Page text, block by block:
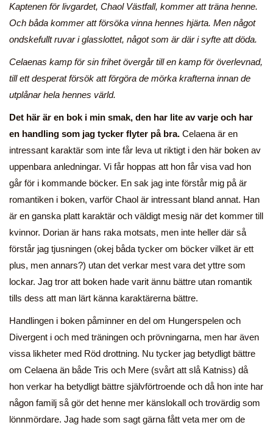
Kaptenen för livgardet, Chaol Västfall, kommer att träna henne.
Och båda kommer att försöka vinna hennes hjärta. Men något
ondskefullt ruvar i glasslottet, något som är där i syfte att döda.
Celaenas kamp för sin frihet övergår till en kamp för överlevnad,
till ett desperat försök att förgöra de mörka krafterna innan de
utplånar hela hennes värld.
Det här är en bok i min smak, den har lite av varje och har
en handling som jag tycker flyter på bra. Celaena är en
intressant karaktär som inte får leva ut riktigt i den här boken av
uppenbara anledningar. Vi får hoppas att hon får visa vad hon
går för i kommande böcker. En sak jag inte förstår mig på är
romantiken i boken, varför Chaol är intressant bland annat. Han
är en ganska platt karaktär och väldigt mesig när det kommer till
kvinnor. Dorian är hans raka motsats, men inte heller där så
förstår jag tjusningen (okej båda tycker om böcker vilket är ett
plus, men annars?) utan det verkar mest vara det yttre som
lockar. Jag tror att boken hade varit ännu bättre utan romantik
tills dess att man lärt känna karaktärerna bättre.
Handlingen i boken påminner en del om Hungerspelen och
Divergent i och med träningen och prövningarna, men har även
vissa likheter med Röd drottning. Nu tycker jag betydligt bättre
om Celaena än både Tris och Mere (svårt att slå Katniss) då
hon verkar ha betydligt bättre självförtroende och då hon inte har
någon familj så gör det henne mer känslokall och trovärdig som
lönnmördare. Jag hade som sagt gärna fått veta mer om de